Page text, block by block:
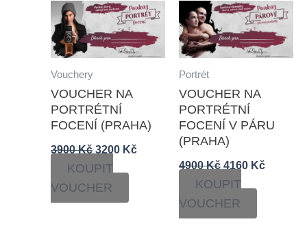
Vouchery
VOUCHER NA
PORTRÉTNÍ
FOCENÍ (PRAHA)
3900Kč
Původní
cena
byla:
3900 Kč.
3200 Kč
Aktuální
cena
je:
3200 Kč.
KOUPIT
VOUCHER
Portrét
VOUCHER NA
PORTRÉTNÍ
FOCENÍ V PÁRU
(PRAHA)
4900Kč
Původní
cena
byla:
4900 Kč.
4160 Kč
Aktuální
cena
je:
4160
KOUPIT
VOUCHER